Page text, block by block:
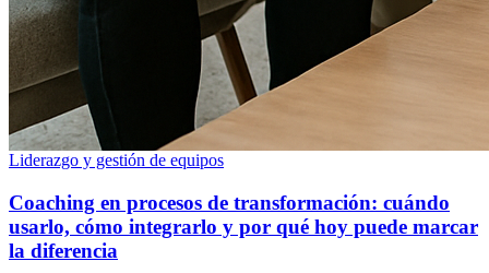
Liderazgo y gestión de equipos
Coaching en procesos de transformación: cuándo
usarlo, cómo integrarlo y por qué hoy puede marcar
la diferencia